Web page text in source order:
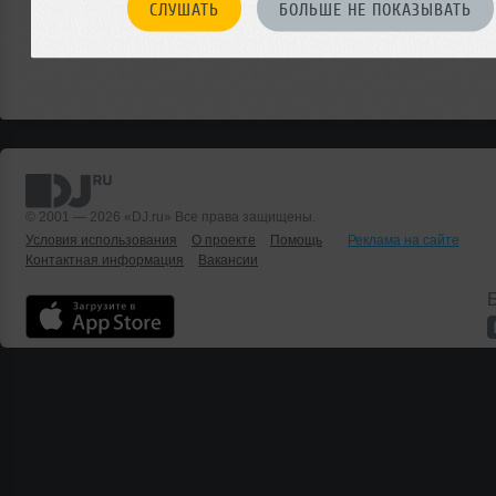
СЛУШАТЬ БОЛЬШЕ НЕ ПОКАЗЫВАТЬ
© 2001 — 2026 «DJ.ru» Все права защищены.
Условия использования
О проекте Помощь
Реклама на сайте
Контактная информация
Вакансии